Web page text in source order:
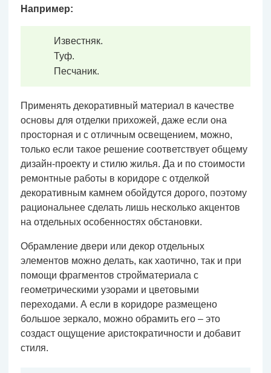
Например:
Известняк.
Туф.
Песчаник.
Применять декоративный материал в качестве
основы для отделки прихожей, даже если она
просторная и с отличным освещением, можно,
только если такое решение соответствует общему
дизайн-проекту и стилю жилья. Да и по стоимости
ремонтные работы в коридоре с отделкой
декоративным камнем обойдутся дорого, поэтому
рациональнее сделать лишь несколько акцентов
на отдельных особенностях обстановки.
Обрамление двери или декор отдельных
элементов можно делать, как хаотично, так и при
помощи фрагментов стройматериала с
геометрическими узорами и цветовыми
переходами. А если в коридоре размещено
большое зеркало, можно обрамить его – это
создаст ощущение аристократичности и добавит
стиля.